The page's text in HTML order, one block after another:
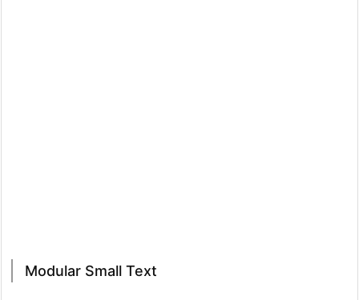
Modular Small Text